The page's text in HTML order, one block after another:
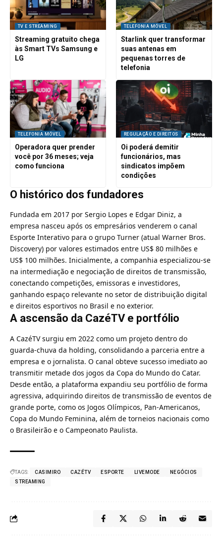
TV E STREAMING
Streaming gratuito chega
às Smart TVs Samsung e
LG
TELEFONIA MÓVEL
Starlink quer transformar
suas antenas em
pequenas torres de
telefonia
TELEFONIA MÓVEL
Operadora quer prender
você por 36 meses; veja
como funciona
REGULAÇÃO E DIREITOS
Oi poderá demitir
funcionários, mas
sindicatos impõem
condições
O histórico dos fundadores
Fundada em 2017 por Sergio Lopes e Edgar Diniz, a
empresa nasceu após os empresários venderem o canal
Esporte Interativo para o grupo Turner (atual Warner Bros.
Discovery) por valores estimados entre US$ 80 milhões e
US$ 100 milhões. Inicialmente, a companhia especializou-se
na intermediação e negociação de direitos de transmissão,
conectando competições, emissoras e investidores,
ganhando espaço relevante no setor de distribuição digital
e direitos esportivos no Brasil e no exterior.
A ascensão da CazéTV e portfólio
A CazéTV surgiu em 2022 como um projeto dentro do
guarda-chuva da holding, consolidando a parceria entre a
empresa e o jornalista. O canal obteve sucesso imediato ao
transmitir metade dos jogos da Copa do Mundo do Catar.
Desde então, a plataforma expandiu seu portfólio de forma
agressiva, adquirindo direitos de transmissão de eventos de
grande porte, como os Jogos Olímpicos, Pan-Americanos,
Copa do Mundo Feminina, além de torneios nacionais como
o Brasileirão e o Campeonato Paulista.
TAGS: CASIMIRO CAZÉTV ESPORTE LIVEMODE
NEGÓCIOS
STREAMING